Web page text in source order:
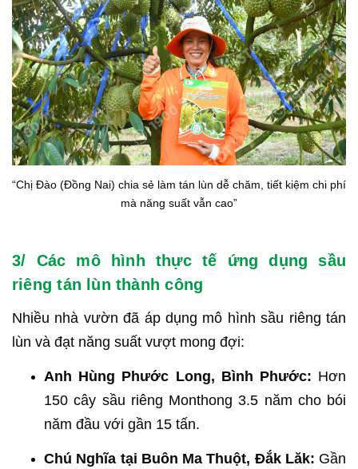
“Chị Đào (Đồng Nai) chia sẻ làm tán lùn dễ chăm, tiết kiệm chi phí
mà năng suất vẫn cao”
3/ Các mô hình thực tế ứng dụng sầu
riêng tán lùn thành công
Nhiều nhà vườn đã áp dụng mô hình sầu riêng tán
lùn và đạt năng suất vượt mong đợi:
Anh Hùng Phước Long, Bình Phước: Hơn
150 cây sầu riêng Monthong 3.5 năm cho bói
năm đầu với gần 15 tấn.
Chú Nghĩa tại Buôn Ma Thuột, Đắk Lăk: Gần